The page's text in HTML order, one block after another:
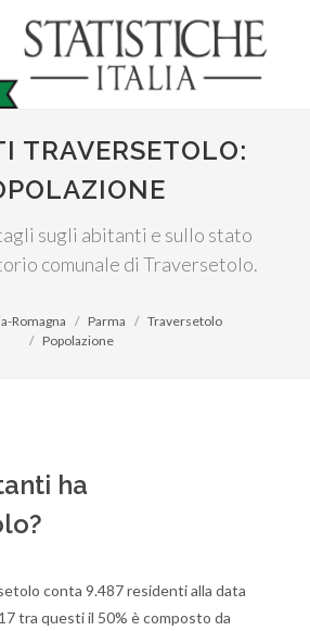
TRAVERSETOLO:
sugli abitanti e sullo stato
comunale di Traversetolo.
Romagna Parma
Traversetolo
Popolazione
ha
conta 9.487 residenti alla data
tra questi il 50% è composto da